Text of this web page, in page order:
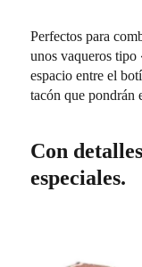
Perfectos para
unos vaqueros tipo
espacio entre el
tacón que pondrán
Con
especiales.